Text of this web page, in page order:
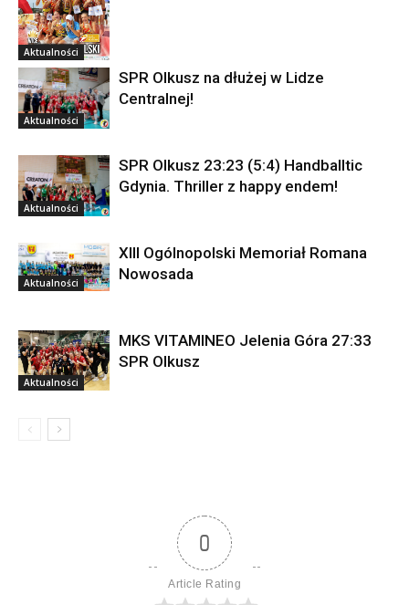
Aktualności
Aktualności
SPR Olkusz na dłużej w Lidze
Centralnej!
Aktualności
SPR Olkusz 23:23 (5:4) Handballtic
Gdynia. Thriller z happy endem!
Aktualności
XIII Ogólnopolski Memoriał Romana
Nowosada
Aktualności
MKS VITAMINEO Jelenia Góra 27:33
SPR Olkusz
0
Article Rating